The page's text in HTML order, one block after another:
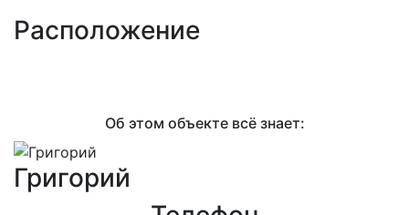
Расположение
Об этом объекте всё знает:
Григорий